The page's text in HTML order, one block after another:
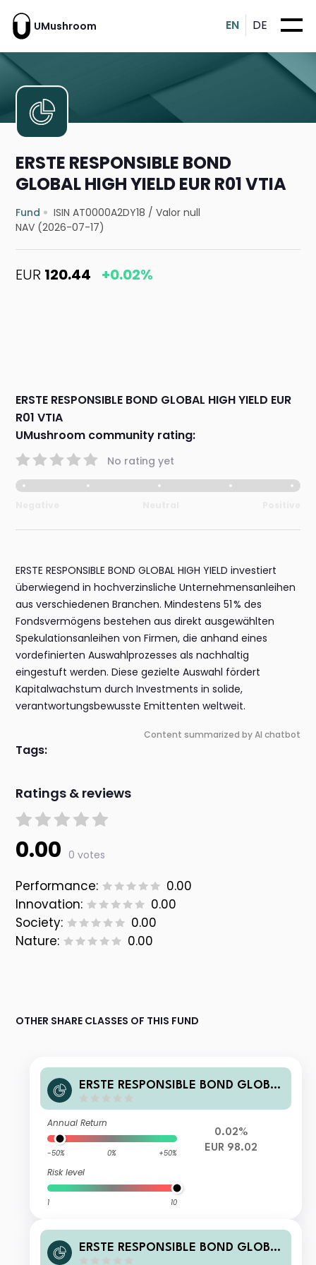
UMushroom EN DE
ERSTE RESPONSIBLE BOND
GLOBAL HIGH YIELD EUR R01 VTIA
Fund ISIN AT0000A2DY18 /Valor null
NAV (2026-07-17)
EUR 120.44 +0.02%
ERSTE RESPONSIBLE BOND GLOBAL HIGH YIELD EUR
R01 VTIA
UMushroom community rating:
No rating yet
ERSTE RESPONSIBLE BOND GLOBAL HIGH YIELD investiert
überwiegend in hochverzinsliche Unternehmensanleihen
aus verschiedenen Branchen. Mindestens 51 % des
Fondsvermögens bestehen aus direkt ausgewählten
Spekulationsanleihen von Firmen, die anhand eines
vordefinierten Auswahlprozesses als nachhaltig
eingestuft werden. Diese gezielte Auswahl fördert
Kapitalwachstum durch Investments in solide,
verantwortungsbewusste Emittenten weltweit.
Content summarized by AI chatbot
Tags:
Ratings & reviews
0.00 0 votes
Performance:
0.00
Innovation:
0.00
Society:
0.00
Nature:
0.00
OTHER SHARE CLASSES OF THIS FUND
ERSTE RESPONSIBLE BOND GLOBA
Annual Return
-50% 0% +50%
Risk level
1 10
0.02%
EUR 98.02
ERSTE RESPONSIBLE BOND GLOBA